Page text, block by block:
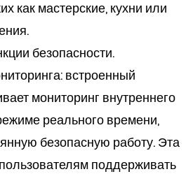
как мастерские, кухни или
безопасности.
встроенный
мониторинг внутреннего
реального времени,
безопасную работу. Эта
поддерживать